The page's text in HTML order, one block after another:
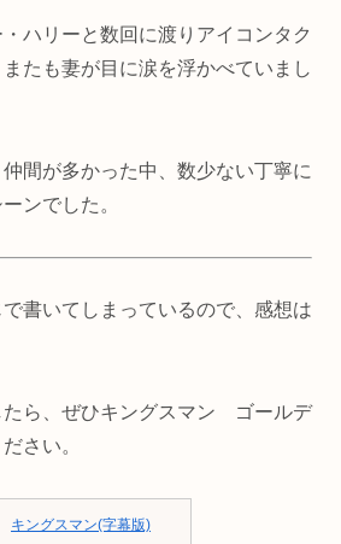
ハリーと数回に渡りアイコンタク
またも妻が目に涙を浮かべていまし
間が多かった中、数少ない丁寧に
ンでした。
書いてしまっているので、感想は
たら、ぜひキングスマン ゴールデ
さい。
キングスマン(字幕版)